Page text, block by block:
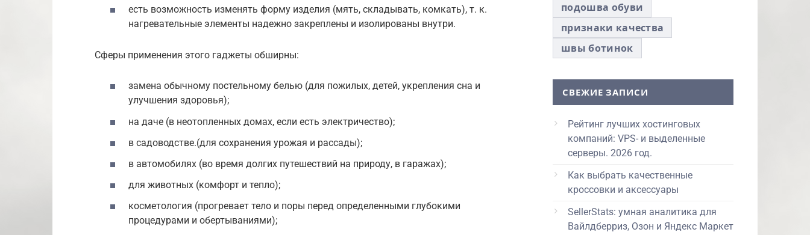
есть возможность изменять форму изделия (мять, складывать, комкать), т. к.
нагревательные элементы надежно закреплены и изолированы внутри.
Сферы применения этого гаджеты обширны:
замена обычному постельному белью (для пожилых, детей, укрепления сна и
улучшения здоровья);
на даче (в неотопленных домах, если есть электричество);
в садоводстве.(для сохранения урожая и рассады);
в автомобилях (во время долгих путешествий на природу, в гаражах);
для животных (комфорт и тепло);
косметология (прогревает тело и поры перед определенными глубокими
процедурами и обертываниями);
подошва обуви
признаки качества
швы ботинок
СВЕЖИЕ ЗАПИСИ
Рейтинг лучших хостинговых
компаний: VPS- и выделенные
серверы. 2026 год.
Как выбрать качественные
кроссовки и аксессуары
SellerStats: умная аналитика для
Вайлдберриз, Озон и Яндекс Маркет